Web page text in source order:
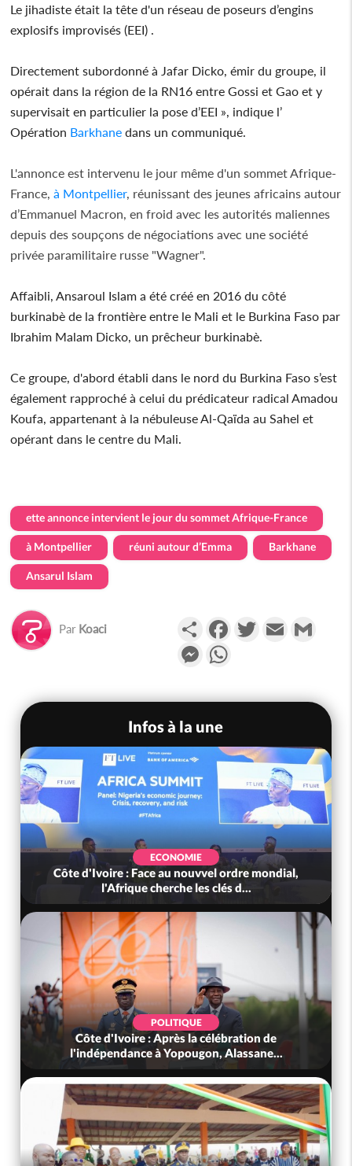
Le jihadiste était la tête d'un réseau de poseurs d’engins
explosifs improvisés (EEI) .
Directement subordonné à Jafar Dicko, émir du groupe, il
opérait dans la région de la RN16 entre Gossi et Gao et y
supervisait en particulier la pose d’EEI », indique l’
Opération Barkhane dans un communiqué.
L'annonce est intervenu le jour même d'un sommet Afrique-
France,à Montpellier, réunissant des jeunes africains autour
d’Emmanuel Macron, en froid avec les autorités maliennes
depuis des soupçons de négociations avec une société
privée paramilitaire russe "Wagner".
Affaibli, Ansaroul Islam a été créé en 2016 du côté
burkinabè de la frontière entre le Mali et le Burkina Faso par
Ibrahim Malam Dicko, un prêcheur burkinabè.
Ce groupe, d'abord établi dans le nord du Burkina Faso s’est
également rapproché à celui du prédicateur radical Amadou
Koufa, appartenant à la nébuleuse Al-Qaïda au Sahel et
opérant dans le centre du Mali.
ette annonce intervient le jour du sommet Afrique-France
à Montpellier réuni autour d’Emma Barkhane
Ansarul Islam
Par Koaci PartagerFacebookTwitterEmail
Messenger
Infos à la une
ECONOMIE
Côte d'Ivoire : Face au nouvvel ordre mondial,
l'Afrique cherche les clés d...
POLITIQUE
Côte d'Ivoire : Après la célébration de
l'indépendance à Yopougon, Alassane...